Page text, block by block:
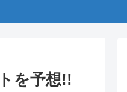
を予想!!